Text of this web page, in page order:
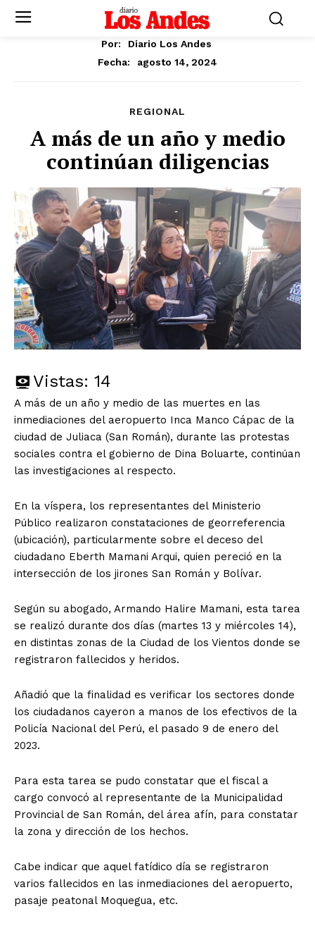
Por:
Diario Los Andes
Fecha:
agosto 14, 2024
REGIONAL
A más de un año y medio
continúan diligencias
Vistas: 14
A más de un año y medio de las muertes en las
inmediaciones del aeropuerto Inca Manco Cápac de la
ciudad de Juliaca (San Román), durante las protestas
sociales contra el gobierno de Dina Boluarte, continúan
las investigaciones al respecto.
En la víspera, los representantes del Ministerio
Público realizaron constataciones de georreferencia
(ubicación), particularmente sobre el deceso del
ciudadano Eberth Mamani Arqui, quien pereció en la
intersección de los jirones San Román y Bolívar.
Según su abogado, Armando Halire Mamani, esta tarea
se realizó durante dos días (martes 13 y miércoles 14),
en distintas zonas de la Ciudad de los Vientos donde se
registraron fallecidos y heridos.
Añadió que la finalidad es verificar los sectores donde
los ciudadanos cayeron a manos de los efectivos de la
Policía Nacional del Perú, el pasado 9 de enero del
2023.
Para esta tarea se pudo constatar que el fiscal a
cargo convocó al representante de la Municipalidad
Provincial de San Román, del área afín, para constatar
la zona y dirección de los hechos.
Cabe indicar que aquel fatídico día se registraron
varios fallecidos en las inmediaciones del aeropuerto,
pasaje peatonal Moquegua, etc.